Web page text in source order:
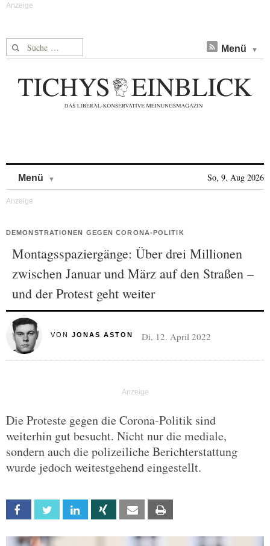
Suche nach: Menü
Menü So, 9. Aug 2026
DEMONSTRATIONEN GEGEN CORONA-POLITIK
Montagsspaziergänge: Über drei Millionen
zwischen Januar und März auf den Straßen –
und der Protest geht weiter
VON JONAS ASTON Di, 12. April 2022
Die Proteste gegen die Corona-Politik sind
weiterhin gut besucht. Nicht nur die mediale,
sondern auch die polizeiliche Berichterstattung
wurde jedoch weitestgehend eingestellt.
Facebook Twitter Linkedin Xing Email